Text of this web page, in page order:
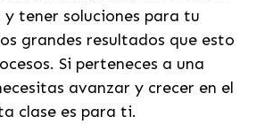
tener soluciones para tu
grandes resultados que esto
Si perteneces a una
avanzar y crecer en el
clase es para ti.